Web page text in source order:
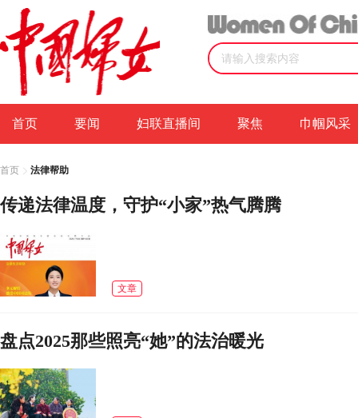
首页 要闻 妇联直播间 聚焦 巾帼风采
首页 法律帮助
传递法律温度，守护“小家”热气腾腾
文章
盘点2025那些照亮“她”的法治暖光